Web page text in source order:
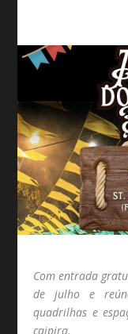
Com entrada
de julho e
quadrilhas e
caipira.